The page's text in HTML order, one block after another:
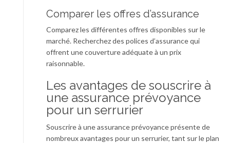
Comparer les offres d’assurance
Comparez les différentes offres disponibles sur le
marché. Recherchez des polices d’assurance qui
offrent une couverture adéquate à un prix
raisonnable.
Les avantages de souscrire à
une assurance prévoyance
pour un serrurier
Souscrire à une assurance prévoyance présente de
nombreux avantages pour un serrurier, tant sur le plan